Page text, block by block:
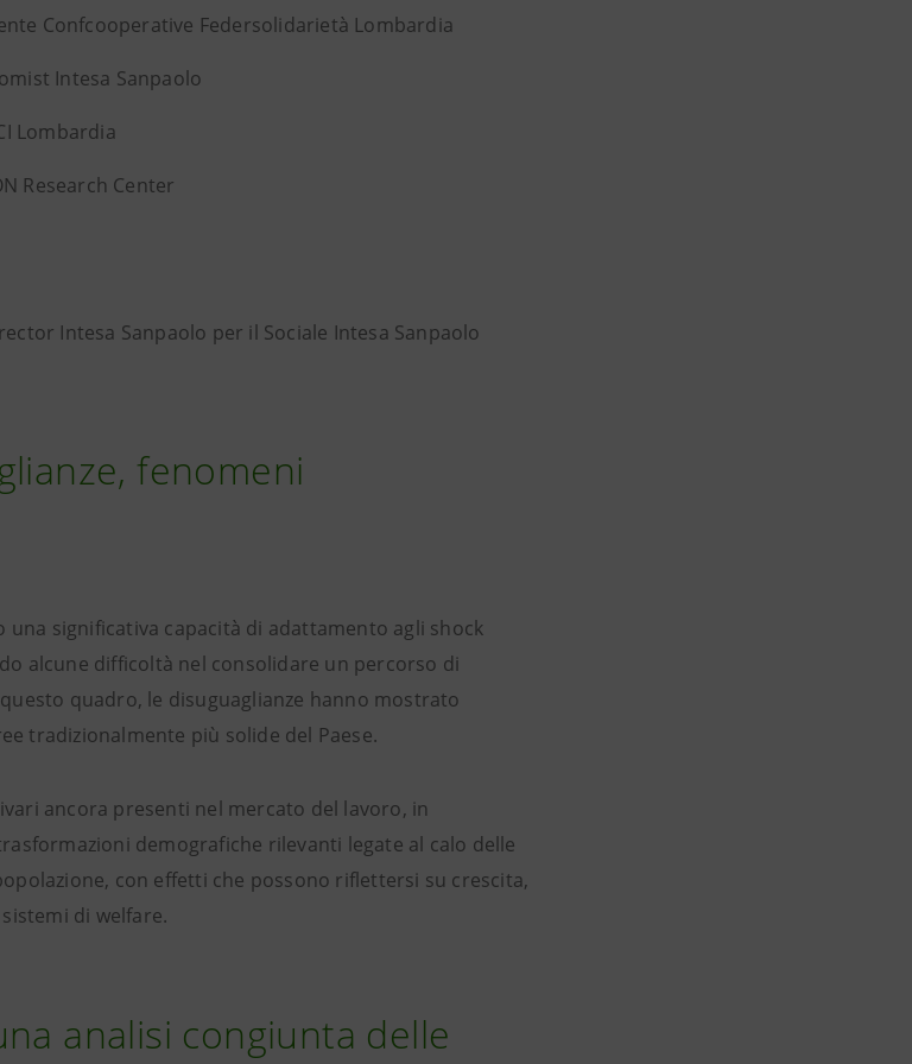
Confcooperative Federsolidarietà Lombardia
Intesa Sanpaolo
Lombardia
Research Center
Intesa Sanpaolo per il Sociale Intesa Sanpaolo
fenomeni
una significativa capacità di adattamento agli shock
alcune difficoltà nel consolidare un percorso di
quadro, le disuguaglianze hanno mostrato
tradizionalmente più solide del Paese.
ancora presenti nel mercato del lavoro, in
demografiche rilevanti legate al calo delle
con effetti che possono riflettersi su crescita,
di welfare.
analisi congiunta delle